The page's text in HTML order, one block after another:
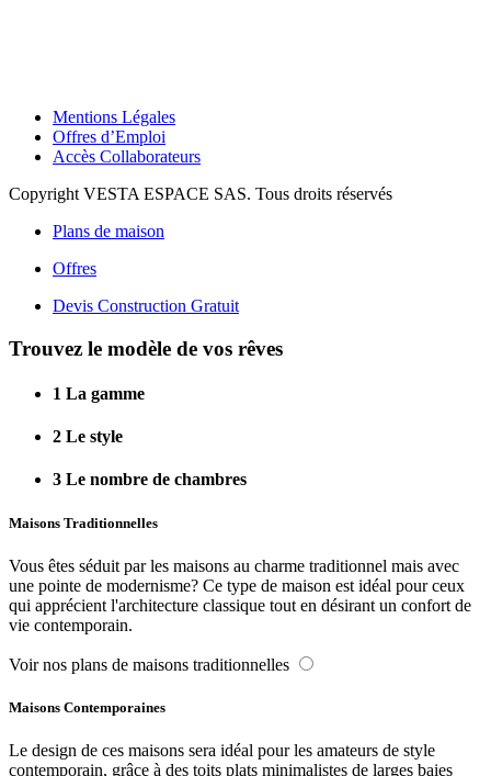
Mentions Légales
Offres d’Emploi
Accès Collaborateurs
Copyright VESTA ESPACE SAS. Tous droits réservés
Plans de maison
Offres
Devis Construction Gratuit
Trouvez le modèle de vos rêves
1 La gamme
2 Le style
3 Le nombre de chambres
Maisons Traditionnelles
Vous êtes séduit par les maisons au charme traditionnel mais avec
une pointe de modernisme? Ce type de maison est idéal pour ceux
qui apprécient l'architecture classique tout en désirant un confort de
vie contemporain.
Voir nos plans de maisons traditionnelles
Maisons Contemporaines
Le design de ces maisons sera idéal pour les amateurs de style
contemporain, grâce à des toits plats minimalistes de larges baies